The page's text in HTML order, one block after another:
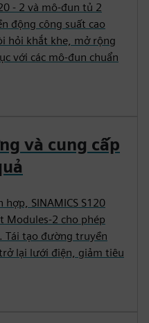
- 2 và mô-đun tủ 2
động công suất cao
hỏi khắt khe, mở rộng
với các mô-đun chuẩn
và cung cấp
SINAMICS S120
Modules‑2 cho phép
Tái tạo đường truyền
lại lưới điện, giảm tiêu